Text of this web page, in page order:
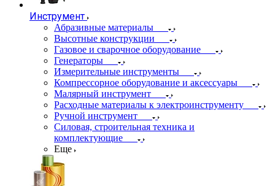
Инструмент
Абразивные материалы
Высотные конструкции
Газовое и сварочное оборудование
Генераторы
Измерительные инструменты
Компрессорное оборудование и аксессуары
Малярный инструмент
Расходные материалы к электроинструменту
Ручной инструмент
Силовая, строительная техника и
комплектующие
Еще